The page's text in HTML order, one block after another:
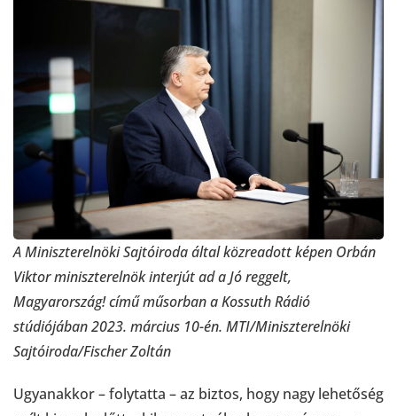
A Miniszterelnöki Sajtóiroda által közreadott képen Orbán
Viktor miniszterelnök interjút ad a Jó reggelt,
Magyarország! című műsorban a Kossuth Rádió
stúdiójában 2023. március 10-én. MTI/Miniszterelnöki
Sajtóiroda/Fischer Zoltán
Ugyanakkor – folytatta – az biztos, hogy nagy lehetőség